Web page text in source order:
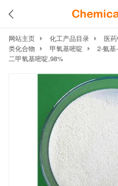
网站主页 化工产品目录 医
类化合物
甲氧基嘧啶 2-氨基
二甲氧基嘧啶,98%